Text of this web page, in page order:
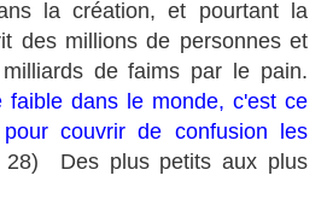
la création, et pourtant la
des millions de personnes et
de faims par le pain.
dans le monde, c'est ce
couvrir de confusion les
Des plus petits aux plus